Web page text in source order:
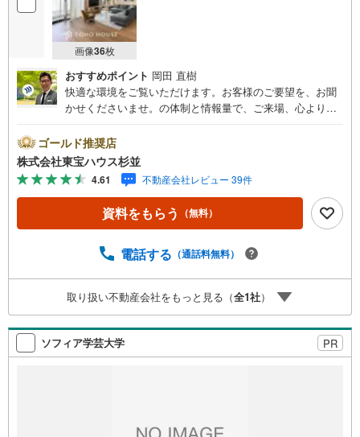
画像36枚
おすすめポイント 岡田 直樹
快適な環境をご覧いただけます。お客様のご要望を、お聞
かせくださいませ。の体制と情報量で、ご来場、心よりお
「未来カレンダー」のご提案。・ 未来に起こるであろうご
自宅リフォームをオンライン上でご提案「ミラカレクラ
ブ」。・ 不動産売却時、ご自宅を綺麗にかつ瀟洒にさせる
CG加工ホームステイジングサービス。・ 購入者様へ、税
理士による確定申告の無料セミナーをご招待いたします。
◆ご予約に際して◆日時のご希望をお伝えください。（も
（居住中物件）の手配が必要な場合がございますのでご容
案内が可能となりますのでお手数ですがご一報ください。
◆物件のご案内は◆弊社へのご来社、お客様宅へのお迎
え・最寄駅での待ち合わせ、物件周辺のコンビニ等でお待
ち合わせなど、ご希望をお伝えください。ご希望条件をお
伝え頂けましたら、ご見学希望物件以外の資料も用意して
ゴールド推奨店
株式会社東宝ハウス杉並
4.61 不動産会社レビュー 39件
資料をもらう （無料）
電話する （通話料無料）
取り扱い不動産会社をもっと見る（全1社）
ソフィア学芸大学 PR